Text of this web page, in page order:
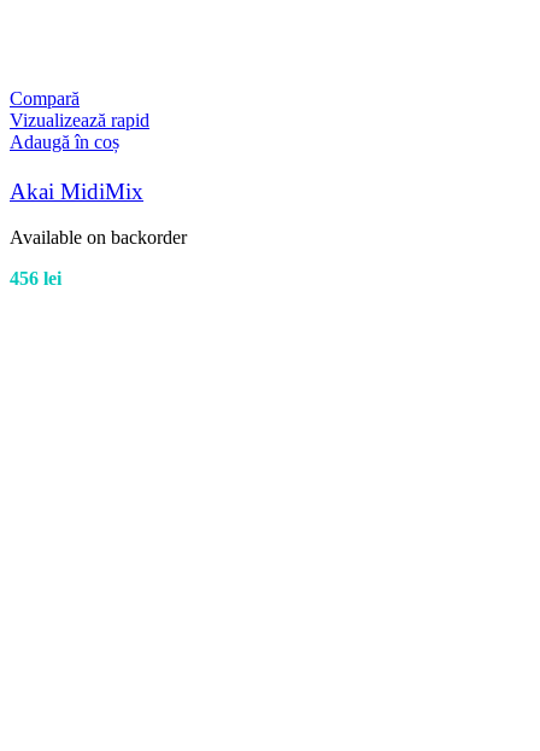
Compară
Vizualizează rapid
Adaugă în coș
Akai MidiMix
Available on backorder
456 lei